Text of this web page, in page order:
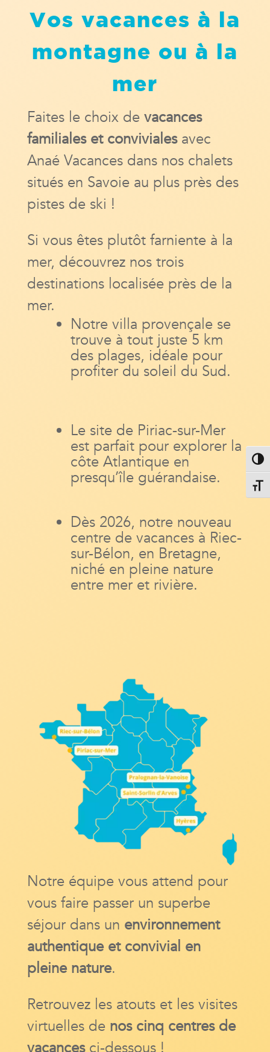
Vos vacances à la
montagne ou à la
mer
Faites le choix de vacances
familiales et convivialesavec
Anaé Vacances dans nos chalets
situés en Savoie au plus près des
pistes de ski !
Si vous êtes plutôt farniente à la
mer, découvrez nos trois
destinations localisée près de la
mer.
Notre villa provençale se
trouve à tout juste 5 km
des plages, idéale pour
profiter du soleil du Sud.
Le site de Piriac-sur-Mer
est parfait pour explorer la
côte Atlantique en
presqu’île guérandaise.
Dès 2026, notre nouveau
centre de vacances à Riec-
sur-Bélon, en Bretagne,
niché en pleine nature
entre mer et rivière.
Notre équipe vous attend pour
vous faire passer un superbe
séjour dans un environnement
authentique et convivial en
pleine nature.
Retrouvez les atouts et les visites
virtuelles de nos cinq centres de